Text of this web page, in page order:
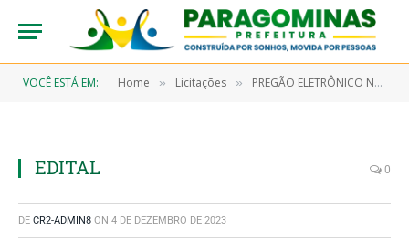
VOCÊ ESTÁ EM: Home » Licitações » PREGÃO ELETRÔNICO N° 9/2022-00091 (AQUISIÇÃO DE ITENS PARA COMPOR 24.536 (VINTE E QUATRO MIL, QUINHENTOS E TRINTA E SEIS) CESTAS BÁSICAS DESTINADAS AOS SERVIDORES DESTA PREFEITURA, CONFORME PREVÊ A LEI N° 273/2001, QUE SERÃO DISTRIBUIDAS MENSALMENTE EM 06 (SEIS) REMESSAS EM 2023)
EDITAL 0
DE CR2-ADMIN8 ON 4 DE DEZEMBRO DE 2023